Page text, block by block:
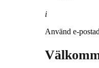
i
Använd e-